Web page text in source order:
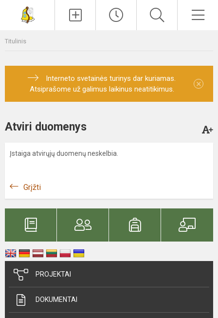
Titulinis
Interneto svetainės turinys dar kuriamas.
Atsiprašome už galimus laikinus neatitikimus.
×
Atviri duomenys
Įstaiga atvirųjų duomenų neskelbia.
Grįžti
PROJEKTAI
DOKUMENTAI